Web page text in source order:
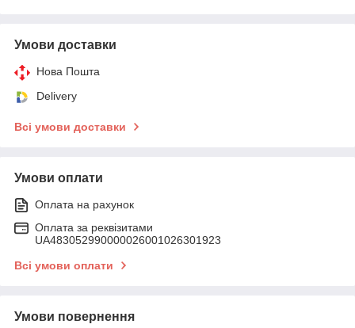
Умови доставки
Нова Пошта
Delivery
Всі умови доставки
Умови оплати
Оплата на рахунок
Оплата за реквізитами
UA483052990000026001026301923
Всі умови оплати
Умови повернення